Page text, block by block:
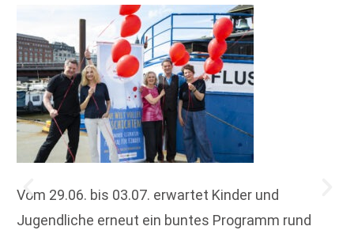
Vom 29.06. bis 03.07. erwartet Kinder und
Jugendliche erneut ein buntes Programm rund